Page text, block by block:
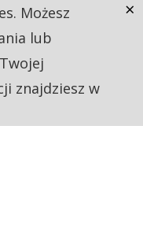
Możesz
lub
znajdziesz w
×